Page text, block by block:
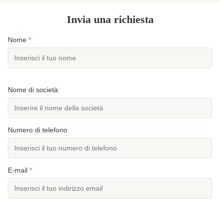
Invia una richiesta
Nome *
Nome di società:
Numero di telefono
E-mail *